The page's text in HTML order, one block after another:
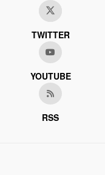
TWITTER
YOUTUBE
RSS